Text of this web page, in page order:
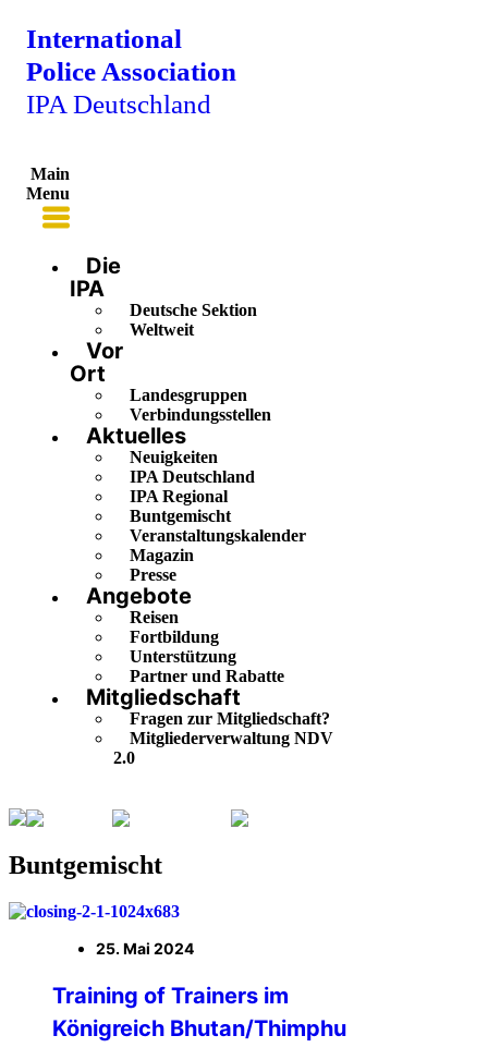
International
Police Association
IPA Deutschland
Main
Menu
Die
IPA
Deutsche Sektion
Weltweit
Vor
Ort
Landesgruppen
Verbindungsstellen
Aktuelles
Neuigkeiten
IPA Deutschland
IPA Regional
Buntgemischt
Veranstaltungskalender
Magazin
Presse
Angebote
Reisen
Fortbildung
Unterstützung
Partner und Rabatte
Mitgliedschaft
Fragen zur Mitgliedschaft?
Mitgliederverwaltung NDV
2.0
Buntgemischt
25. Mai 2024
Training of Trainers im
Königreich Bhutan/Thimphu